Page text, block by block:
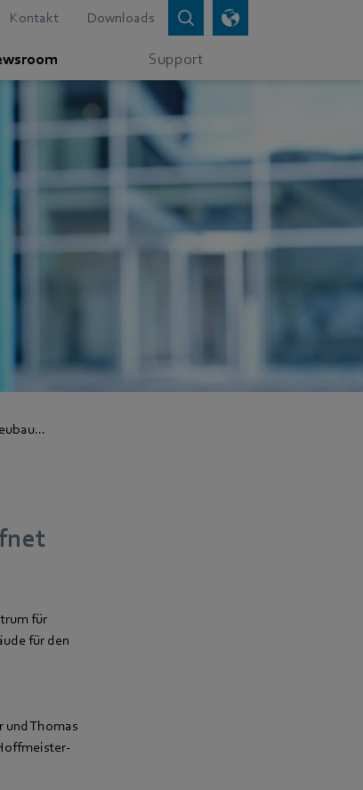
Kontakt Downloads
Support
für
für den
und Thomas